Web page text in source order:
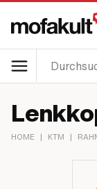
HOME | KTM |